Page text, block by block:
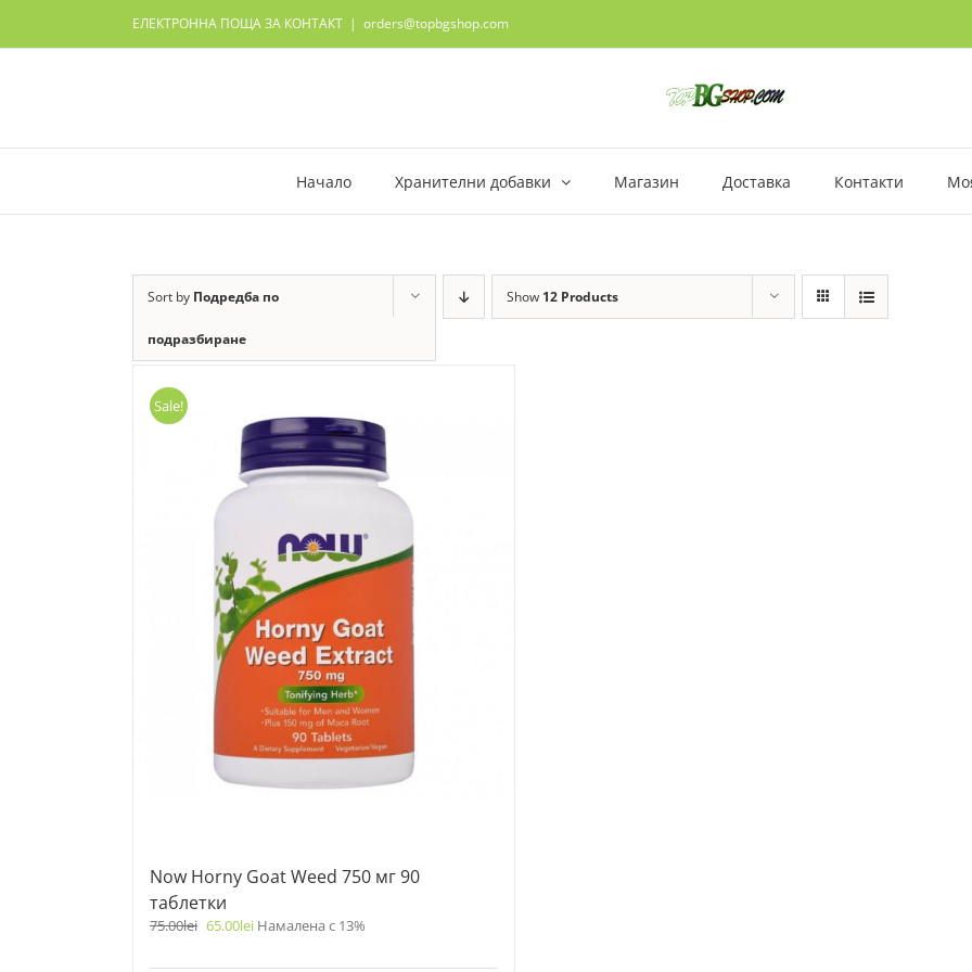
content
ЕЛЕКТРОННА ПОЩА ЗА КОНТАКТ | orders@topbgshop.com
Начало Хранителни добавки Магазин Доставка Контакти
Sort by Подредба по
подразбиране
Show 12 Products
Sale!
Now Horny Goat Weed 750 мг 90
таблетки
75.00lei 65.00lei Намалена с 13%